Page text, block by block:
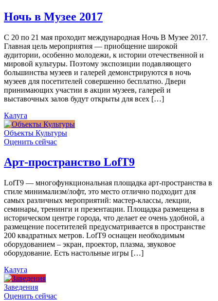
Ночь в Музее 2017
С 20 по 21 мая проходит международная Ночь В Музее 2017.
Главная цель мероприятия — приобщение широкой
аудитории, особенно молодежи, к истории отечественной и
мировой культуры. Поэтому экспозиции подавляющего
большинства музеев и галерей демонстрируются в ночь
музеев для посетителей совершенно бесплатно. Двери
принимающих участии в акции музеев, галерей и
выставочных залов будут открыты для всех […]
Калуга
Объекты Культуры
Оценить сейчас
Арт-пространство LofT9
LofT9 — многофункциональная площадка арт-пространства в
стиле минимализм/лофт, это место отлично подходит для
самых различных мероприятий: мастер-классы, лекции,
семинары, тренинги и презентации. Площадка размещена в
историческом центре города, что делает ее очень удобной, а
размещение посетителей предусматривается в пространстве
200 квадратных метров. LofT9 оснащен необходимым
оборудованием – экран, проектор, плазма, звуковое
оборудование. Есть настольные игры […]
Калуга
Заведения
Оценить сейчас